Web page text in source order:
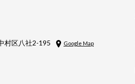
村区八社2-195
Google Map